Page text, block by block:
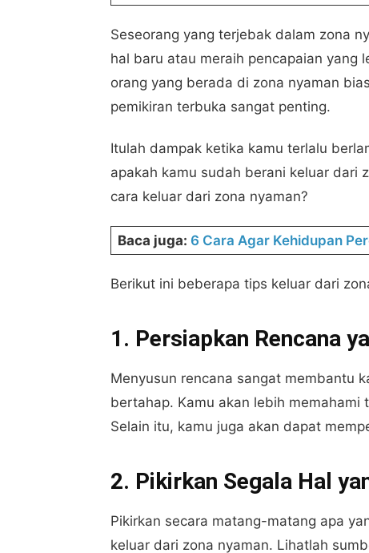
Seseorang yang terjebak dalam zona
hal baru atau meraih pencapaian yang
orang yang berada di zona nyaman
pemikiran terbuka sangat penting.
Itulah dampak ketika kamu terlalu
apakah kamu sudah berani keluar dari
cara keluar dari zona nyaman?
Baca juga: 6 Cara Agar Kehidupan
Berikut ini beberapa tips keluar dari
1. Persiapkan Rencana
Menyusun rencana sangat membantu
bertahap. Kamu akan lebih
Selain itu, kamu juga akan dapat
2. Pikirkan Segala Hal
Pikirkan secara matang-matang apa
keluar dari zona nyaman. Lihatlah